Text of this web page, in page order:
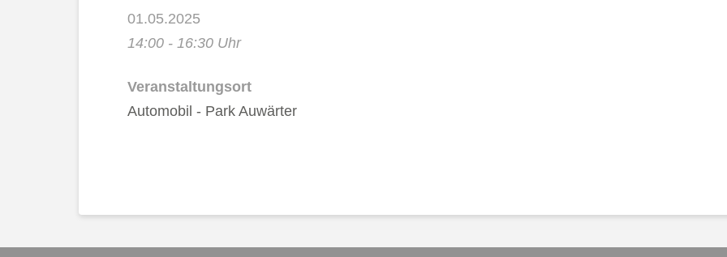
01.05.2025
14:00 - 16:30 Uhr
Veranstaltungsort
Automobil - Park Auwärter